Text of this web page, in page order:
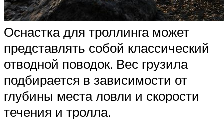
Оснастка для троллинга может
представлять собой классический
отводной поводок. Вес грузила
подбирается в зависимости от
глубины места ловли и скорости
течения и тролла.